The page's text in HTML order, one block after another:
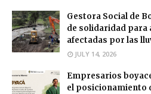
Gestora Social de
de solidaridad para
afectadas por las
JULY 14, 2026
Empresarios
el posicionamiento